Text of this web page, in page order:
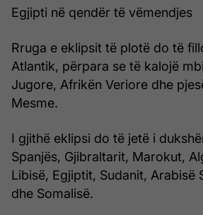
Egjipti në qendër të vëmendjes
Rruga e eklipsit të plotë do të
Atlantik, përpara se të kalojë
Jugore, Afrikën Veriore dhe
Mesme.
I gjithë eklipsi do të jetë i
Spanjës, Gjibraltarit, Marokut,
Libisë, Egjiptit, Sudanit, Arabisë
dhe Somalisë.